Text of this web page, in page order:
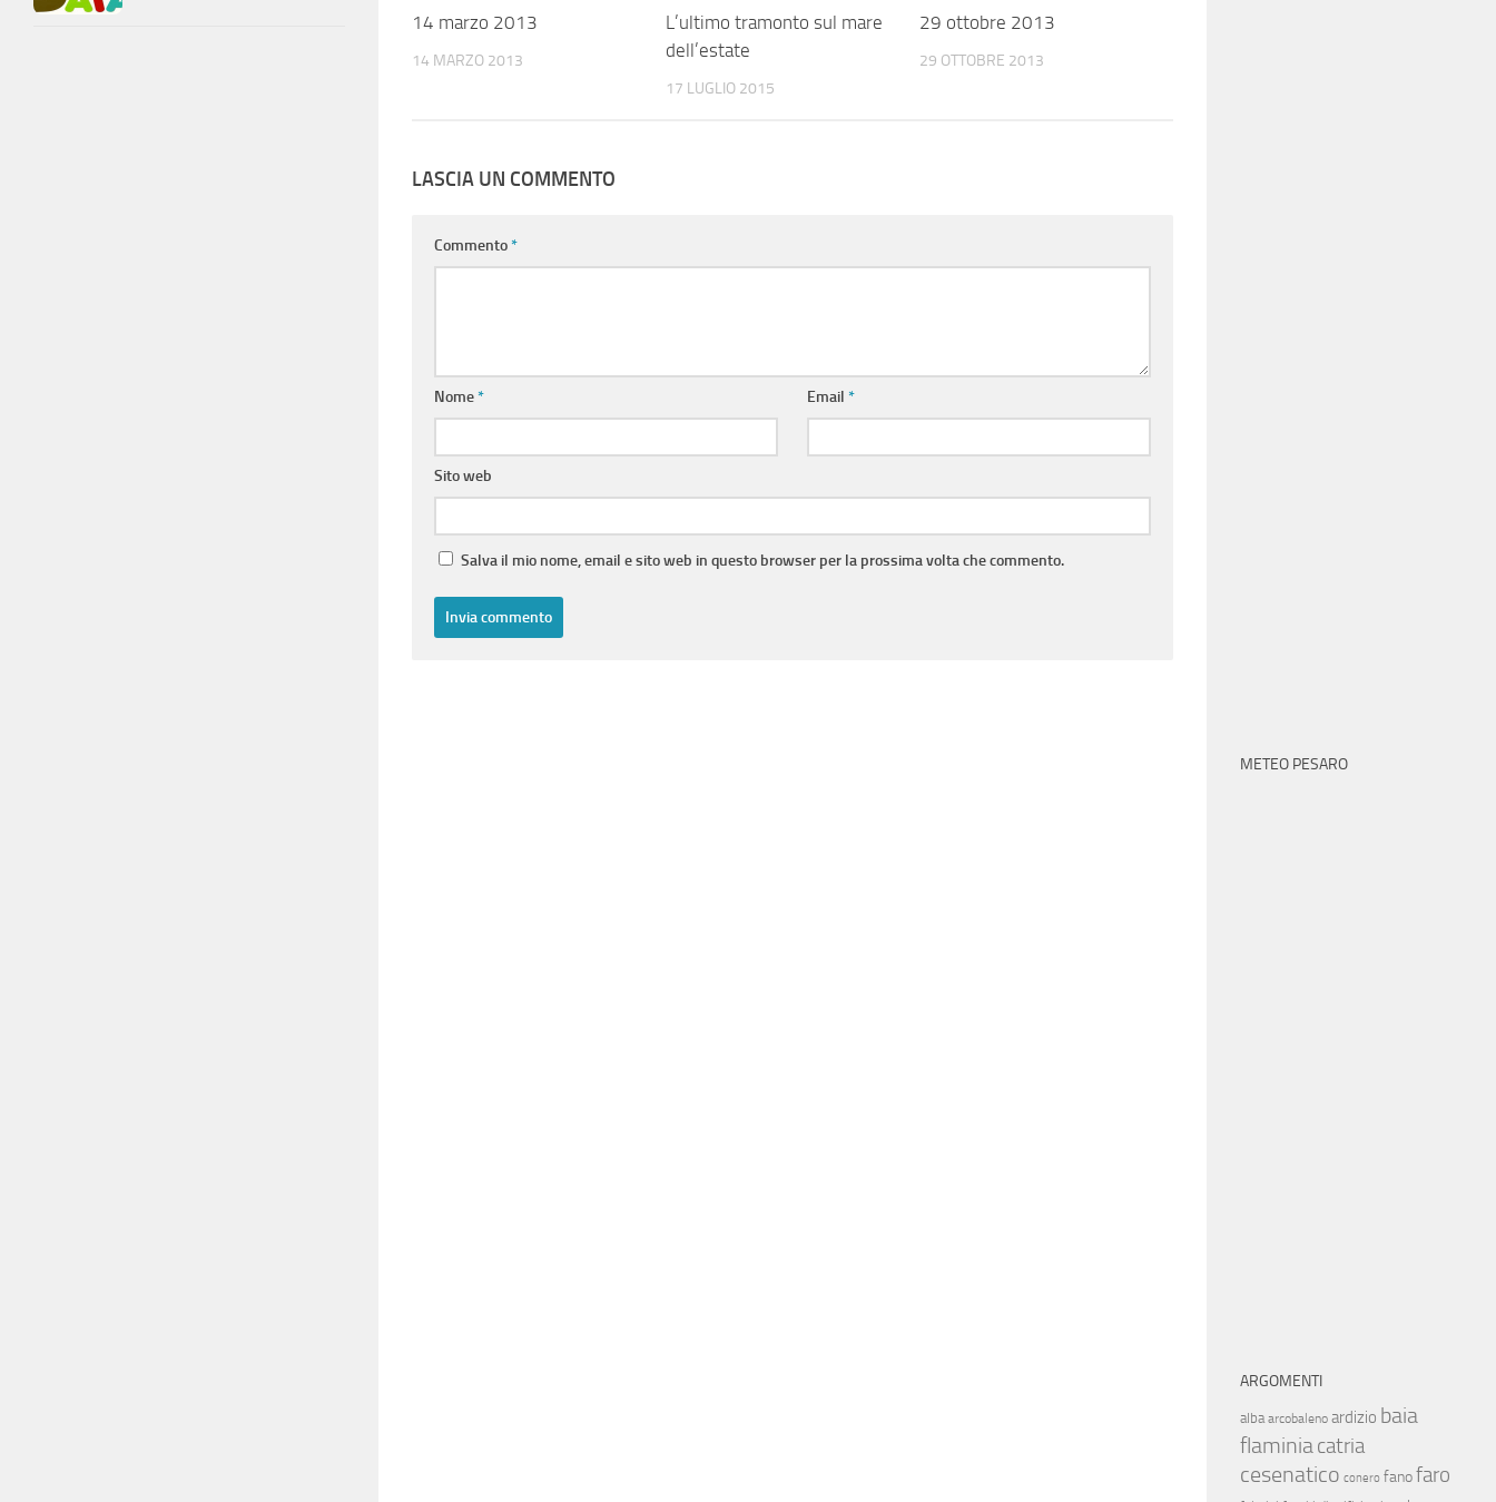
14 marzo 2013
14 MARZO 2013
L’ultimo tramonto sul mare
dell’estate
17 LUGLIO 2015
29 ottobre 2013
29 OTTOBRE 2013
LASCIA UN COMMENTO
Commento*
Nome* Email *
Sito web
Salva il mio nome, email e sito web in questo browser per la prossima volta che commento.
METEO PESARO
ARGOMENTI
alba arcobaleno ardizio baia
flaminia catria
cesenatico conero fanofaro